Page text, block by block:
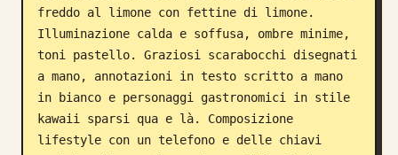
freddo al limone con fettine di limone.
Illuminazione calda e soffusa, ombre minime,
toni pastello. Graziosi scarabocchi disegnati
a mano, annotazioni in testo scritto a mano
in bianco e personaggi gastronomici in stile
kawaii sparsi qua e là. Composizione
lifestyle con un telefono e delle chiavi